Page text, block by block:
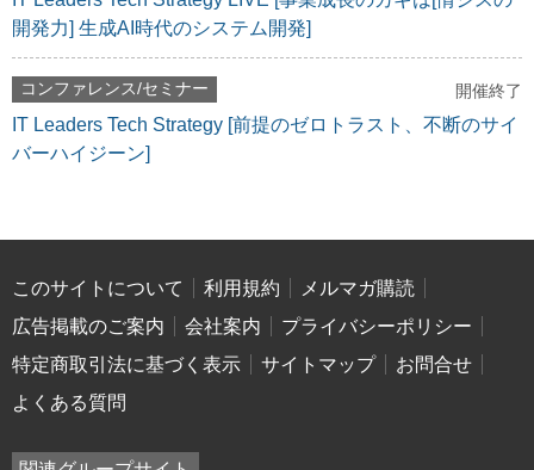
開発力] 生成AI時代のシステム開発]
コンファレンス/セミナー 開催終了
IT Leaders Tech Strategy [前提のゼロトラスト、不断のサイ
バーハイジーン]
このサイトについて 利用規約
メルマガ購読
広告掲載のご案内
会社案内
プライバシーポリシー
特定商取引法に基づく表示
サイトマップ
お問合せ
よくある質問